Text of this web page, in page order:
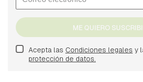
ME QUIERO
Acepta las Condiciones legales y
protección de datos.